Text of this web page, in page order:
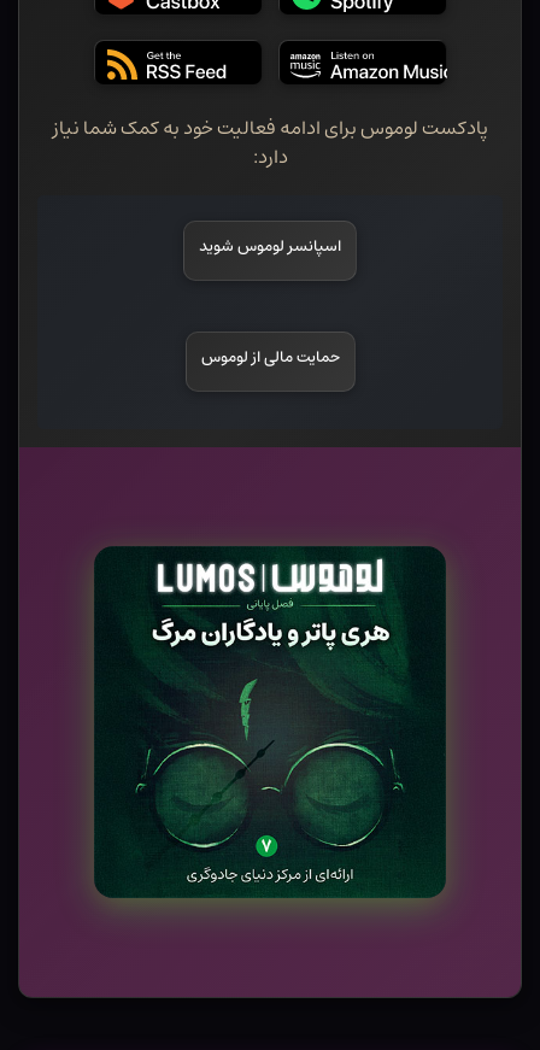
پادکست لوموس برای ادامه فعالیت خود به کمک شما نیاز
دارد:
اسپانسر لوموس شوید
حمایت مالی از لوموس